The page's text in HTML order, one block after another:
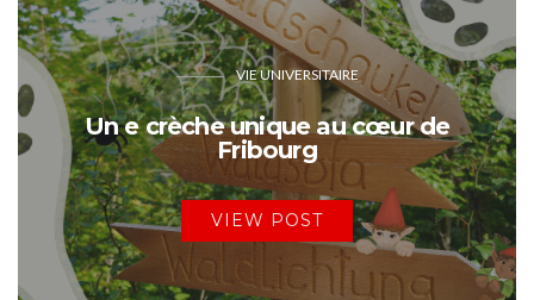
VIE UNIVERSITAIRE
Un e crèche unique au cœur de
Fribourg
VIEW POST